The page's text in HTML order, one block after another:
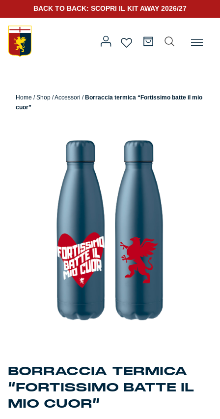
Prima squadra
Prima squadra
Genoa for Special
Genoa Academy
Kit Gara 2026/27
Rappresentanza
Kit Gara 25/26
Tacchettee Collection
Urban Collection
Sebago x Genoa
Red&Blue Voices
Kids
BACK TO BACK: SCOPRI IL KIT AWAY 2026/27
mio cuor”
Home /Shop /Accessori / Borraccia termica “Fortissimo batte il mio
cuor”
BORRACCIA TERMICA
“FORTISSIMO BATTE IL
MIO CUOR”